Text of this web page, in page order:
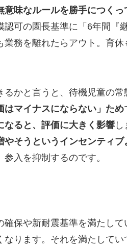
意味なルールを勝手につくっ
認可の園長基準に「6年間『
業務を離れたらアウト。育
かと言うと、待機児童の常
はマイナスにならない」ため
なると、評価に大きく影響し
やそうというインセンティ
参入を抑制するのです。
確保や新耐震基準を満たし
なります。それを満たして